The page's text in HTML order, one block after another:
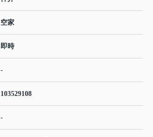
空家
即時
-
103529108
-